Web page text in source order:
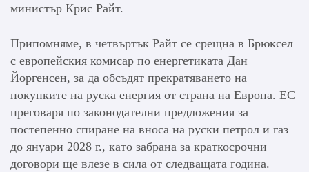
министър Крис Райт.
Припомняме, в четвъртък Райт се срещна в Брюксел
с европейския комисар по енергетиката Дан
Йоргенсен, за да обсъдят прекратяването на
покупките на руска енергия от страна на Европа. ЕС
преговаря по законодателни предложения за
постепенно спиране на вноса на руски петрол и газ
до януари 2028 г., като забрана за краткосрочни
договори ще влезе в сила от следващата година.